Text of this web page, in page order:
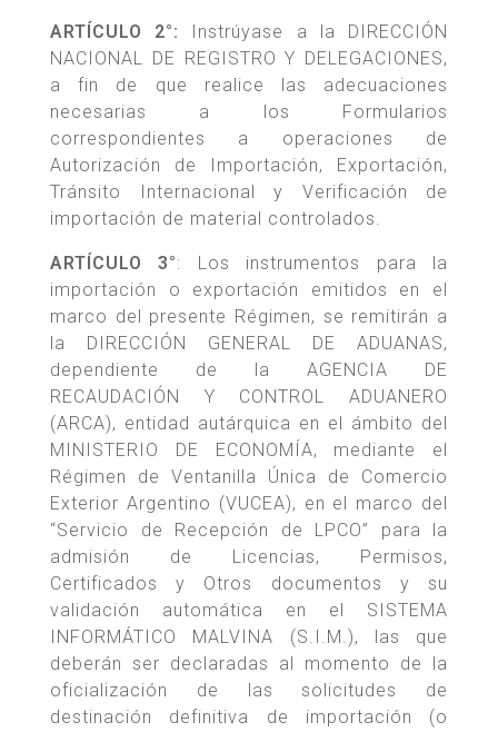
ARTÍCULO 2°:
Instrúyase a la DIRECCIÓN
NACIONAL DE REGISTRO Y DELEGACIONES,
a fin de que realice las adecuaciones
necesarias a los Formularios
correspondientes a operaciones de
Autorización de Importación, Exportación,
Tránsito Internacional y Verificación de
importación de material controlados.
ARTÍCULO 3°: Los instrumentos para la
importación o exportación emitidos en el
marco del presente Régimen, se remitirán a
la DIRECCIÓN GENERAL DE ADUANAS,
dependiente de la AGENCIA DE
RECAUDACIÓN Y CONTROL ADUANERO
(ARCA), entidad autárquica en el ámbito del
MINISTERIO DE ECONOMÍA, mediante el
Régimen de Ventanilla Única de Comercio
Exterior Argentino (VUCEA), en el marco del
“Servicio de Recepción de LPCO” para la
admisión de Licencias, Permisos,
Certificados y Otros documentos y su
validación automática en el SISTEMA
INFORMÁTICO MALVINA (S.I.M.), las que
deberán ser declaradas al momento de la
oficialización de las solicitudes de
destinación definitiva de importación (o